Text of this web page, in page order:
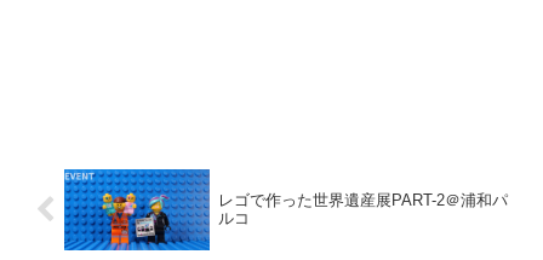
レゴで作った世界遺産展PART-2＠浦和パ
ルコ